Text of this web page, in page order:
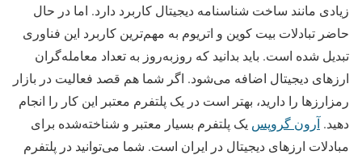
زیادی مانند ساخت شناسنامه دیجیتال کاربرد دارد. اما در حال
حاضر تبادلات بیت کوین و اتریوم به مهم‌ترین کاربرد این فناوری
تبدیل شده است. باید بدانید که روزبه‌روز به تعداد معامله‌گران
ارزهای دیجیتال اضافه می‌شود. اگر شما هم قصد فعالیت در بازار
رمزارزها را دارید، بهتر است در یک پلتفرم معتبر این کار را انجام
دهید. آرون گروپس یک پلتفرم بسیار معتبر و شناخته‌شده برای
مبادلات ارزهای دیجیتال در ایران است. شما می‌توانید در پلتفرم